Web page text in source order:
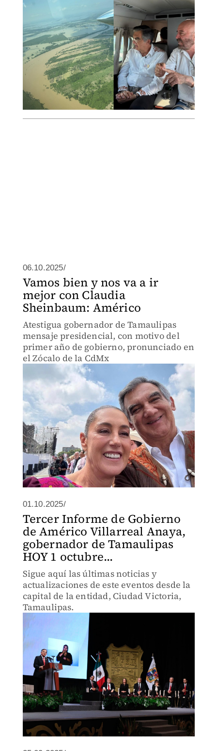
06.10.2025/
Vamos bien y nos va a ir
mejor con Claudia
Sheinbaum: Américo
Atestigua gobernador de Tamaulipas
mensaje presidencial, con motivo del
primer año de gobierno, pronunciado en
el Zócalo de la CdMx
01.10.2025/
Tercer Informe de Gobierno
de Américo Villarreal Anaya,
gobernador de Tamaulipas
HOY 1 octubre...
Sigue aquí las últimas noticias y
actualizaciones de este eventos desde la
capital de la entidad, Ciudad Victoria,
Tamaulipas.